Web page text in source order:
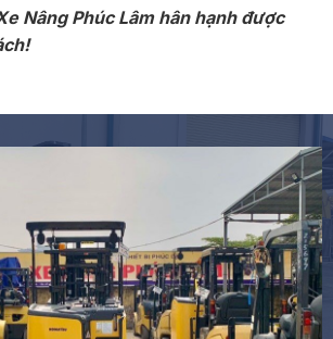
Nâng Phúc Lâm hân hạnh được